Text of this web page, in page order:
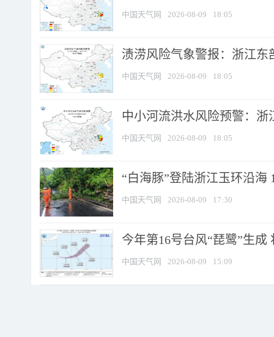
中国天气网 2026-08-09 18:05
渍涝风险气象警报：浙江
中国天气网 2026-08-09 18:05
中小河流洪水风险预警：
中国天气网 2026-08-09 18:05
“白海豚”登陆浙江玉环沿海
中国天气网 2026-08-09 17:30
今年第16号台风“琵鹭”生
中国天气网 2026-08-09 15:09